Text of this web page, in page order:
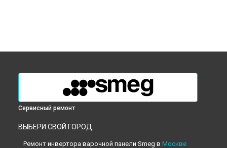
Сервисный ремонт
ВЫБЕРИ СВОЙ ГОРОД
Ремонт инвертора варочной панели Smeg в Москве